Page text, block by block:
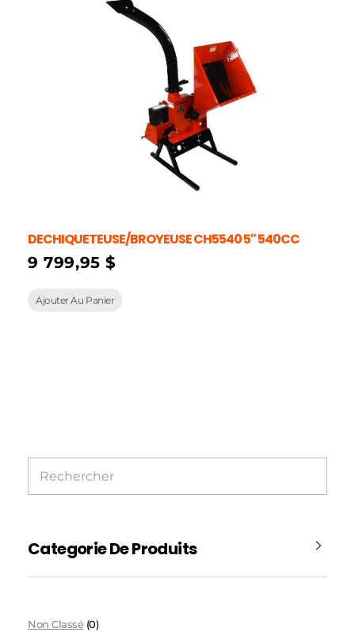
DECHIQUETEUSE/BROYEUSE CH5540 5″ 540CC
9 799,95$
Ajouter Au Panier
Categorie De Produits
Non Classé (0)